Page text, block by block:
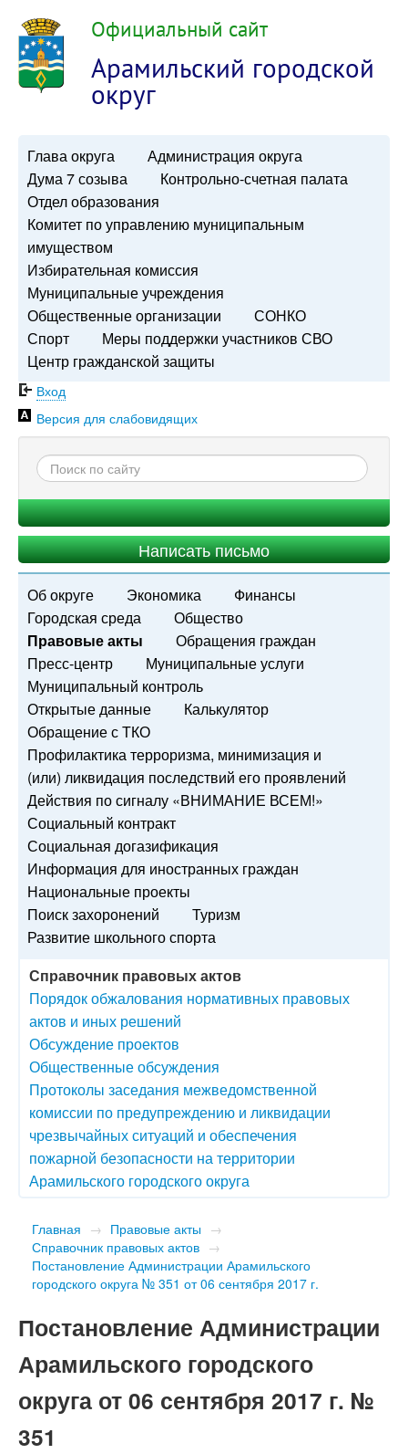
Официальный сайт
Арамильский городской
округ
Глава округа
Администрация округа
Дума 7 созыва
Контрольно-счетная палата
Отдел образования
Комитет по управлению муниципальным
имуществом
Избирательная комиссия
Муниципальные учреждения
Общественные организации
СОНКО
Спорт
Меры поддержки участников СВО
Центр гражданской защиты
Вход
Версия для слабовидящих
Написать письмо
Об округе Экономика
Финансы
Городская среда
Общество
Правовые акты
Обращения граждан
Пресс-центр
Муниципальные услуги
Муниципальный контроль
Открытые данные
Калькулятор
Обращение с ТКО
Профилактика терроризма, минимизация и
(или) ликвидация последствий его проявлений
Действия по сигналу «ВНИМАНИЕ ВСЕМ!»
Социальный контракт
Социальная догазификация
Информация для иностранных граждан
Национальные проекты
Поиск захоронений
Туризм
Развитие школьного спорта
Справочник правовых актов
Порядок обжалования нормативных правовых
актов и иных решений
Обсуждение проектов
Общественные обсуждения
Протоколы заседания межведомственной
комиссии по предупреждению и ликвидации
чрезвычайных ситуаций и обеспечения
пожарной безопасности на территории
Арамильского городского округа
Главная → Правовые акты →
Справочник правовых актов →
Постановление Администрации Арамильского
городского округа № 351 от 06 сентября 2017 г.
Постановление Администрации
Арамильского городского
округа от 06 сентября 2017 г. №
351